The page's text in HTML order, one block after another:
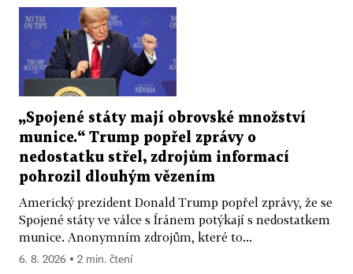
„Spojené státy mají obrovské množství
munice.“ Trump popřel zprávy o
nedostatku střel, zdrojům informací
pohrozil dlouhým vězením
Americký prezident Donald Trump popřel zprávy, že se
Spojené státy ve válce s Íránem potýkají s nedostatkem
munice. Anonymním zdrojům, které to...
6. 8. 2026 ▪ 2 min. čtení